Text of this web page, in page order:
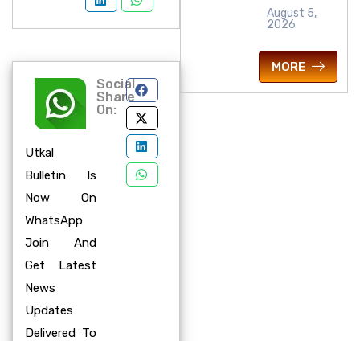
Utkal
Bulletin Is
Now On
WhatsApp
Join And
Get Latest
News
Updates
Delivered To
Social
Share
On:
August 5,
2026
MORE